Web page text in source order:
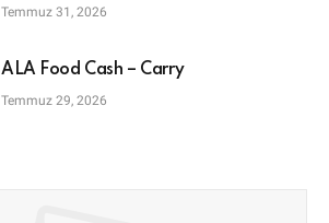
Temmuz 31, 2026
ALA Food Cash – Carry
Temmuz 29, 2026